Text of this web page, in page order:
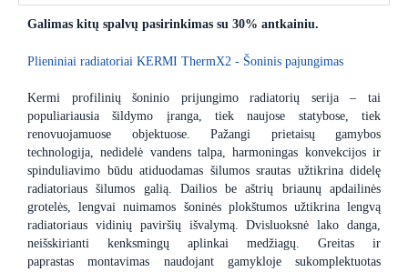
Galimas kitų spalvų pasirinkimas su 30% antkainiu.
Plieniniai radiatoriai KERMI ThermX2 - Šoninis pajungimas
Kermi profilinių šoninio prijungimo radiatorių serija – tai
populiariausia šildymo įranga, tiek naujose statybose, tiek
renovuojamuose objektuose. Pažangi prietaisų gamybos
technologija, nedidelė vandens talpa, harmoningas konvekcijos ir
spinduliavimo būdu atiduodamas šilumos srautas užtikrina didelę
radiatoriaus šilumos galią. Dailios be aštrių briaunų apdailinės
grotelės, lengvai nuimamos šoninės plokštumos užtikrina lengvą
radiatoriaus vidinių paviršių išvalymą. Dvisluoksnė lako danga,
neišskirianti kenksmingų aplinkai medžiagų. Greitas ir
paprastas montavimas naudojant gamykloje sukomplektuotas